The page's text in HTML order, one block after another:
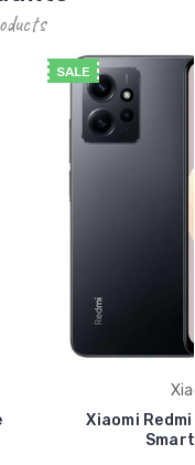
SALE
Xiaomi